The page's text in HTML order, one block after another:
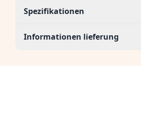
Spezifikationen
Informationen lieferung